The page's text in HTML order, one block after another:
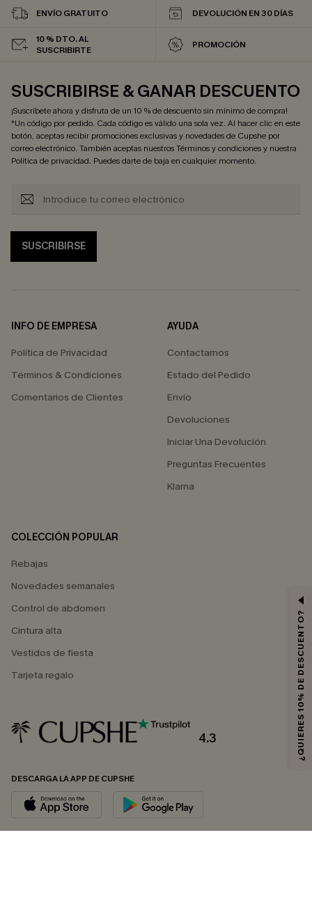
ENVÍO GRATUITO DEVOLUCIÓN EN 30 DÍAS
10 % DTO. AL
SUSCRIBIRTE
PROMOCIÓN
SUSCRIBIRSE & GANAR DESCUENTO
¡Suscríbete ahora y disfruta de un 10 % de descuento sin mínimo de compra!
*Un código por pedido. Cada código es válido una sola vez. Al hacer clic en este
botón, aceptas recibir promociones exclusivas y novedades de Cupshe por
correo electrónico. También aceptas nuestrosTérminos y condicionesy nuestra
Política de privacidad. Puedes darte de baja en cualquier momento.
SUSCRIBIRSE
INFO DE EMPRESA
Política de Privacidad
Términos & Condiciones
Comentarios de Clientes
AYUDA
Contactarnos
Estado del Pedido
Envío
Devoluciones
Iniciar Una Devolución
Preguntas Frecuentes
Klarna
COLECCIÓN POPULAR
Rebajas
Novedades semanales
Control de abdomen
Cintura alta
Vestidos de fiesta
Tarjeta regalo
4.3
DESCARGA LA APP DE CUPSHE
¿QUIERES 10% DE DESCUENTO?